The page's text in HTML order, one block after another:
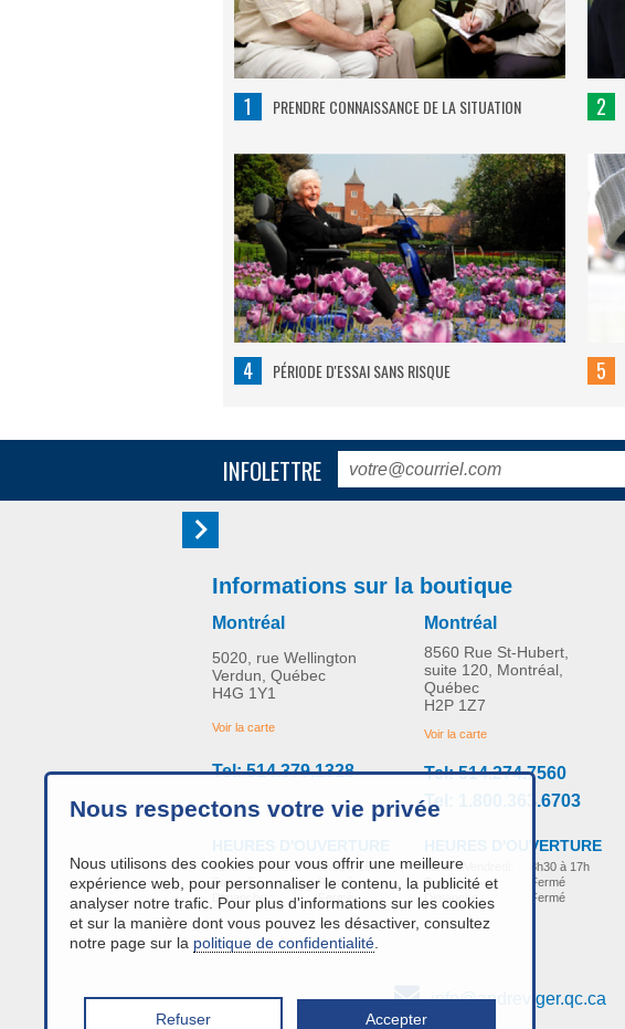
Nous respectons votre vie privée
Nous utilisons des cookies pour vous offrir une meilleure
expérience web, pour personnaliser le contenu, la publicité et
analyser notre trafic. Pour plus d'informations sur les cookies
et sur la manière dont vous pouvez les désactiver, consultez
notre page sur la politique de confidentialité.
Refuser Accepter
1 PRENDRE CONNAISSANCE DE LA SITUATION 2
4 PÉRIODE D'ESSAI SANS RISQUE 5
INFOLETTRE
Informations sur la boutique
Montréal
5020, rue Wellington
Verdun, Québec
H4G 1Y1
Voir la carte
Tel: 514.379.1328
Lundi - Vendredi:
Samedi :
Dimanche :
9h00 à 16h
Fermé
Montréal
8560 Rue St-Hubert,
suite 120, Montréal,
Québec
H2P 1Z7
Voir la carte
Tel: 514.274.7560
Tel: 1.800.363.6703
HEURES D'OUVERTURE
Lundi - Vendredi:
Samedi :
Dimanche :
8h30 à 17h
Fermé
Fermé
info@andreviger.qc.ca